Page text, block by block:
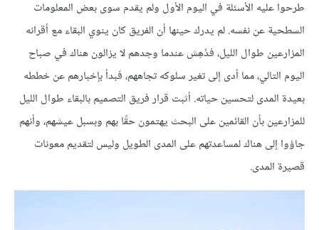
طرحوا عليه الأسئلة في اليوم الأول ولم يقدم سوى بعض المعلومات
السطحية عن نفسه. لم يدرك حينها أن الفريق كان ينوي البقاء مع أقرانه
المزارعين طوال الليل، فدُهِش عندما وجدهم لا يزالون هناك في صباح
اليوم التالي، مما أدى إلى تغير سلوكه تجاههم، فبدأ بإخبارهم عن خططه
بعيدة المدى لتحسين حياته. أثبت قرار فريق التصميم بالبقاء طوال الليل
للمزارعين بأن القائمين على البحث يهتمون حقًا بهم وبسبل عيشهم، وأنهم
جاؤوا إلى هناك لمساعدتهم على المدى الطويل وليس لتقديم معونات
قصيرة المدى.